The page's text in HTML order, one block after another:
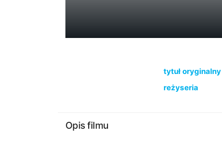
tytuł oryginalny
reżyseria
Opis filmu